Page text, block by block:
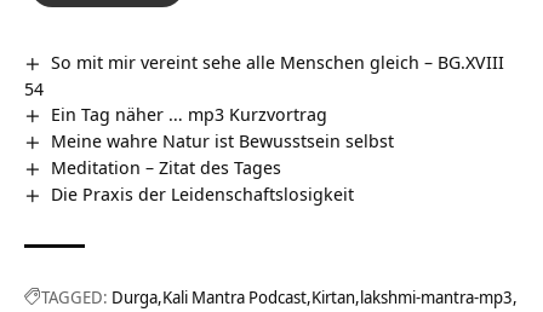
So mit mir vereint sehe alle Menschen gleich – BG.XVIII
54
Ein Tag näher … mp3 Kurzvortrag
Meine wahre Natur ist Bewusstsein selbst
Meditation – Zitat des Tages
Die Praxis der Leidenschaftslosigkeit
TAGGED: Durga Kali Mantra Podcast Kirtan lakshmi-mantra-mp3